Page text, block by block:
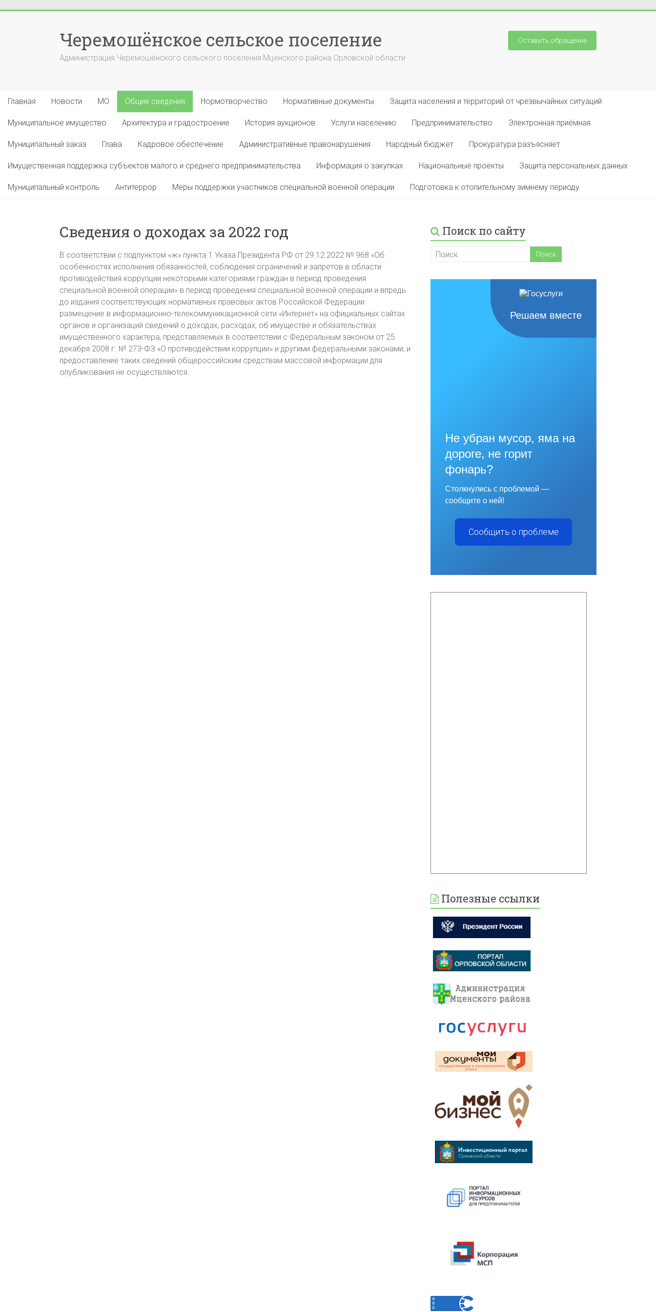
Черемошёнское сельское поселение
Администрация Черемошёнского сельского поселения Мценского района Орловской области
Оставить обращение
Главная Новости МО Общие сведения Нормотворчество Нормативные документы Защита населения и территорий от чрезвычайных ситуаций
Муниципальное имущество Архитектура и градостроение История аукционов Услуги населению Предпринимательство Электронная приёмная
Муниципальный заказ Глава Кадровое обеспечение Административные правонарушения Народный бюджет Прокуратура разъясняет
Имущественная поддержка субъектов малого и среднего предпринимательства Информация о закупках Национальные проекты Защита персональных данных
Муниципальный контроль Антитеррор Меры поддержки участников специальной военной операции Подготовка к отопительному зимнему периоду
Сведения о доходах за 2022 год
В соответствии с подпунктом «ж» пункта 1 Указа Президента РФ от 29.12.2022 № 968 «Об
особенностях исполнения обязанностей, соблюдения ограничений и запретов в области
противодействия коррупции некоторыми категориями граждан в период проведения
специальной военной операции» в период проведения специальной военной операции и впредь
до издания соответствующих нормативных правовых актов Российской Федерации
размещение в информационно-телекоммуникационной сети «Интернет» на официальных сайтах
органов и организаций сведений о доходах, расходах, об имуществе и обязательствах
имущественного характера, представляемых в соответствии с Федеральным законом от 25
декабря 2008 г. № 273-ФЗ «О противодействии коррупции» и другими федеральными законами, и
предоставление таких сведений общероссийским средствам массовой информации для
опубликования не осуществляются.
Поиск по сайту
Решаем вместе
Не убран мусор, яма на
дороге, не горит
фонарь?
Столкнулись с проблемой —
сообщите о ней!
Сообщить о проблеме
Полезные ссылки